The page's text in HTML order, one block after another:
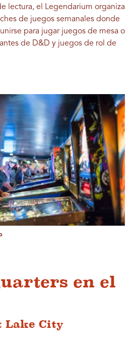
lectura, el Legendarium organiza
de juegos semanales donde
para jugar juegos de mesa o
de D&D y juegos de rol de
en el
Lake City